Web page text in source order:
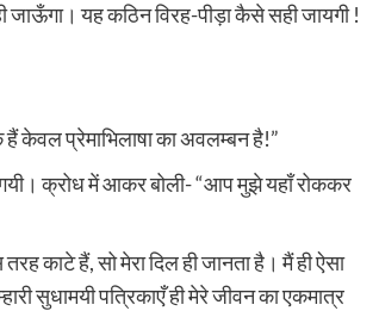
यह कठिन विरह-पीड़ा कैसे सही जायगी !
हैं केवल प्रेमाभिलाषा का अवलम्बन है!”
क्रोध में आकर बोली- “आप मुझे यहाँ रोककर
काटे हैं, सो मेरा दिल ही जानता है। मैं ही ऐसा
सुधामयी पत्रिकाएँ ही मेरे जीवन का एकमात्र